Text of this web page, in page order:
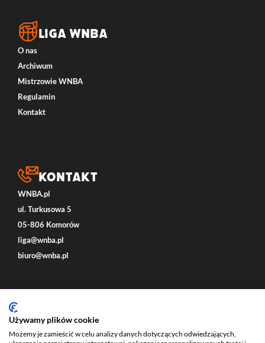
LIGA WNBA
O nas
Archiwum
Mistrzowie WNBA
Regulamin
Kontakt
Kontakt
WNBA.pl
ul. Turkusowa 5
05-806 Komorów
liga@wnba.pl
biuro@wnba.pl
Social
Używamy plików cookie
Możemy je zamieścić w celu analizy danych dotyczących odwiedzających,